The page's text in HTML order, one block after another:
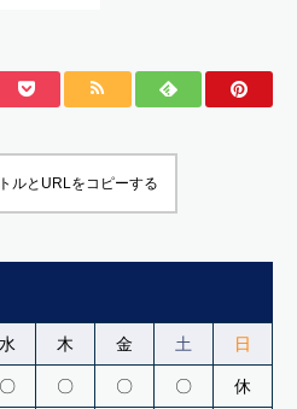
ルとURLをコピーする
水 木 金 土 日
〇 〇 〇 〇 休